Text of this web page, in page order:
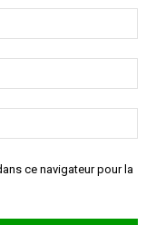
:*
:*
:
ce navigateur pour la